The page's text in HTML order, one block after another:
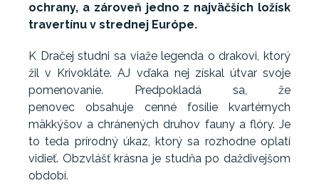
ochrany, a zároveň jedno z najväčších ložísk
travertínu v strednej Európe.
K Dračej studni sa viaže legenda o drakovi, ktorý
žil v Krivokláte. AJ vďaka nej získal útvar svoje
pomenovanie. Predpokladá sa, že
penovec obsahuje cenné fosílie kvartérnych
mäkkýšov a chránených druhov fauny a flóry. Je
to teda prírodný úkaz, ktorý sa rozhodne oplatí
vidieť. Obzvlášť krásna je studňa po daždivejšom
období.